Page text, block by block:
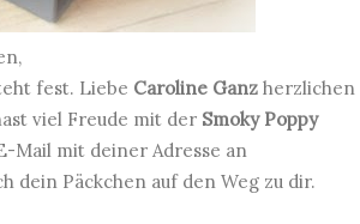
fest. Liebe Caroline Ganzherzlichen
viel Freude mit derSmoky Poppy
Mail mit deiner Adresse an
dein Päckchen auf den Weg zu dir.